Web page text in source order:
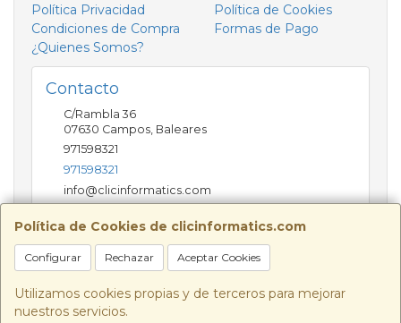
Política de Cookies de clicinformatics.com
Configurar Rechazar Aceptar Cookies
Utilizamos cookies propias y de terceros para mejorar
nuestros servicios.
Política Privacidad
Política de Cookies
Condiciones de Compra
Formas de Pago
¿Quienes Somos?
Contacto
C/Rambla 36
07630 Campos Baleares
971598321
971598321
info@clicinformatics.com
Horario
De lunes a viernes 9:00-13:30/16:00-19:30 Sábados
10:00-13:00